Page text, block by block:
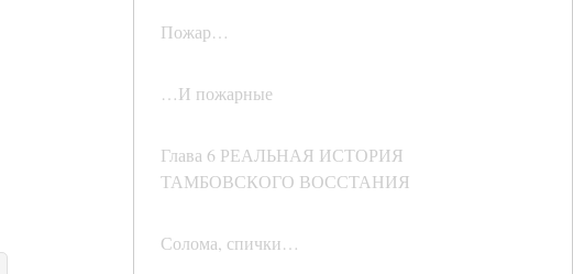
Пожар…
…И пожарные
Глава 6 РЕАЛЬНАЯ ИСТОРИЯ
ТАМБОВСКОГО ВОССТАНИЯ
Солома, спички…